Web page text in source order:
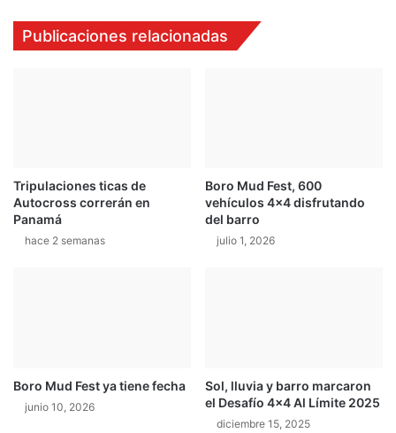
Publicaciones relacionadas
Tripulaciones ticas de
Autocross correrán en
Panamá
hace 2 semanas
Boro Mud Fest, 600
vehículos 4×4 disfrutando
del barro
julio 1, 2026
Boro Mud Fest ya tiene fecha
junio 10, 2026
Sol, lluvia y barro marcaron
el Desafío 4×4 Al Límite 2025
diciembre 15, 2025